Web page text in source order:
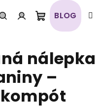
PrihlásenieNákupný
košík
BLOG
nálepka
–